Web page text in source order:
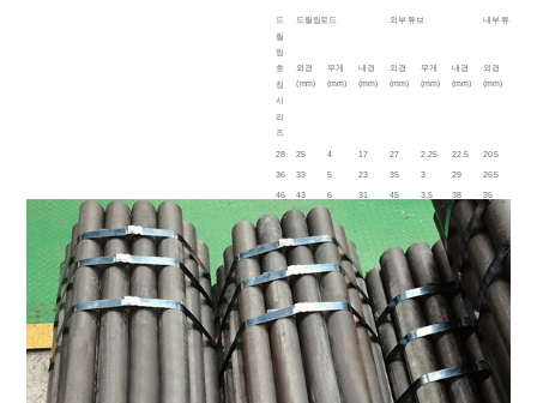
드
릴
링
호
칭
시
리
즈
드릴링로드 외부 튜브 내부 튜브
외경
(mm)
무게
(mm)
내경
(mm)
외경
(mm)
무게
(mm)
내경
(mm)
외경
(mm)
28 25 4 17 27 2.25 22.5 20.5
36 33 5 23 35 3 29 26.5
46 43 6 31 45 3.5 38 35
59 54 6 3.5 47.5
75 67 6 55 62
91 4 77
34 45 4.5 36 31
59 55.5 4.75 46 58 4.5 49
71 61 73 5 63 56